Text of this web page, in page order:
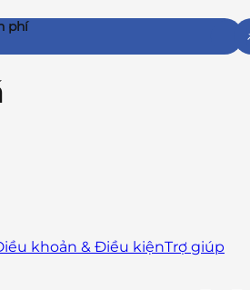
phí
khoản & Điều kiệnTrợ giúp